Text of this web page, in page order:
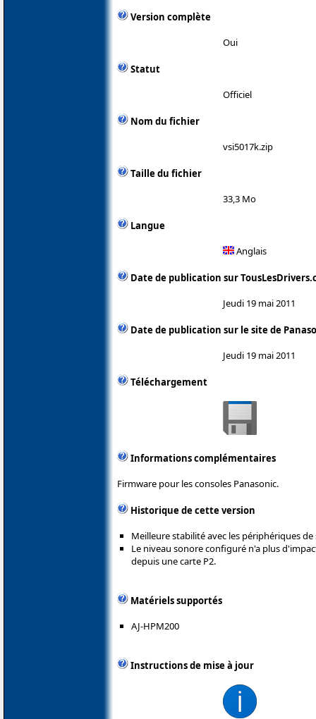
Version complète
Oui
Statut
Officiel
Nom du fichier
vsi5017k.zip
Taille du fichier
33,3 Mo
Langue
Anglais
Date de publication sur
Jeudi 19 mai 2011
Date de publication sur le site de
Jeudi 19 mai 2011
Téléchargement
Informations complémentaires
Firmware pour les consoles Panasonic.
Historique de cette version
Meilleure stabilité avec les périphériques
Le niveau sonore configuré n'a plus
depuis une carte P2.
Matériels supportés
AJ-HPM200
Instructions de mise à jour